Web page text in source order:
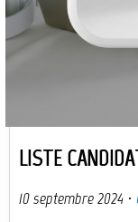
LISTE
10 septembre 2024 ·